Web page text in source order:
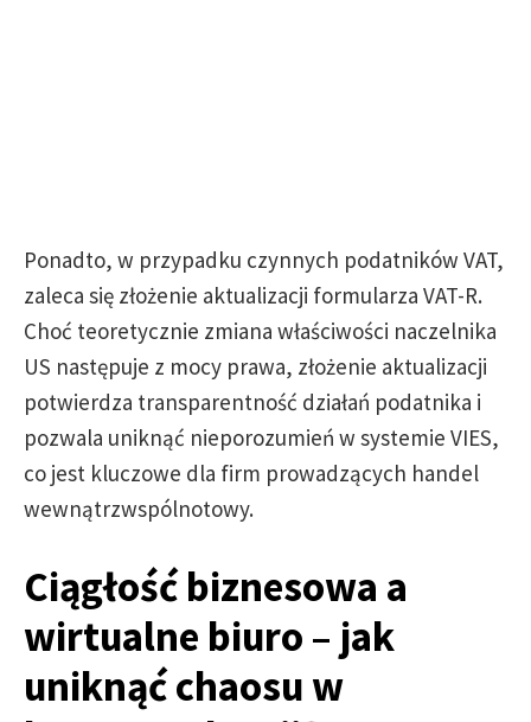
Ponadto, w przypadku czynnych podatników VAT,
zaleca się złożenie aktualizacji formularza VAT-R.
Choć teoretycznie zmiana właściwości naczelnika
US następuje z mocy prawa, złożenie aktualizacji
potwierdza transparentność działań podatnika i
pozwala uniknąć nieporozumień w systemie VIES,
co jest kluczowe dla firm prowadzących handel
wewnątrzwspólnotowy.
Ciągłość biznesowa a
wirtualne biuro – jak
uniknąć chaosu w